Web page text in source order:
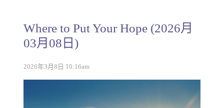
Where to Put Your Hope (2026月
03月08日)
2026年3月8日 10:16am